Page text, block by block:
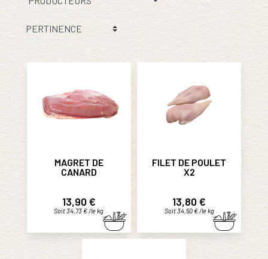
MAGRET DE
CANARD
Prix
13,90 €
Soit 34,73 € /le kg
FILET DE POULET
X2
Prix
13,80 €
Soit 34,50 € /le kg